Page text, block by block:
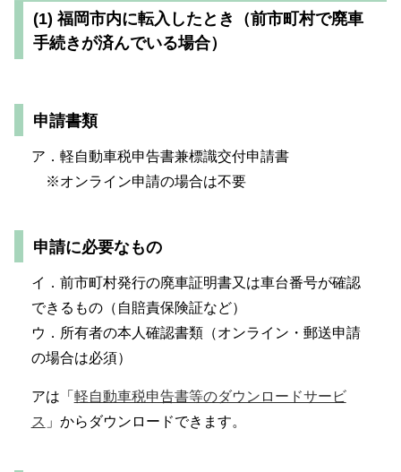
(1) 福岡市内に転入したとき（前市町村で廃車
手続きが済んでいる場合）
申請書類
ア．軽自動車税申告書兼標識交付申請書
※オンライン申請の場合は不要
申請に必要なもの
イ．前市町村発行の廃車証明書又は車台番号が確認
できるもの（自賠責保険証など）
ウ．所有者の本人確認書類（オンライン・郵送申請
の場合は必須）
アは「 軽自動車税申告書等のダウンロードサービ
ス 」からダウンロードできます。